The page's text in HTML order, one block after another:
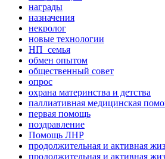
награды
назначения
некролог
новые технологии
НП_семья
обмен опытом
общественный совет
опрос
охрана материнства и детства
паллиативная медицинская
первая помощь
поздравление
Помощь ЛНР
продолжительная и активная
продолжительная и активная